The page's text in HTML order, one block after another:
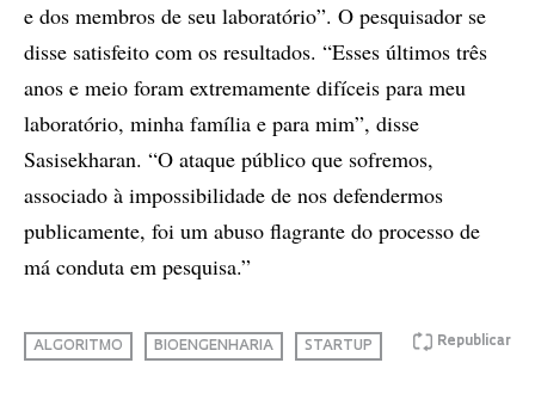
e dos membros de seu laboratório”. O pesquisador se
disse satisfeito com os resultados. “Esses últimos três
anos e meio foram extremamente difíceis para meu
laboratório, minha família e para mim”, disse
Sasisekharan. “O ataque público que sofremos,
associado à impossibilidade de nos defendermos
publicamente, foi um abuso flagrante do processo de
má conduta em pesquisa.”
Republicar
ALGORITMO BIOENGENHARIA STARTUP